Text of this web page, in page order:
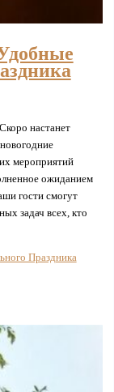
настанет
мероприятий
ожиданием
гости смогут
задач всех, кто
Праздника